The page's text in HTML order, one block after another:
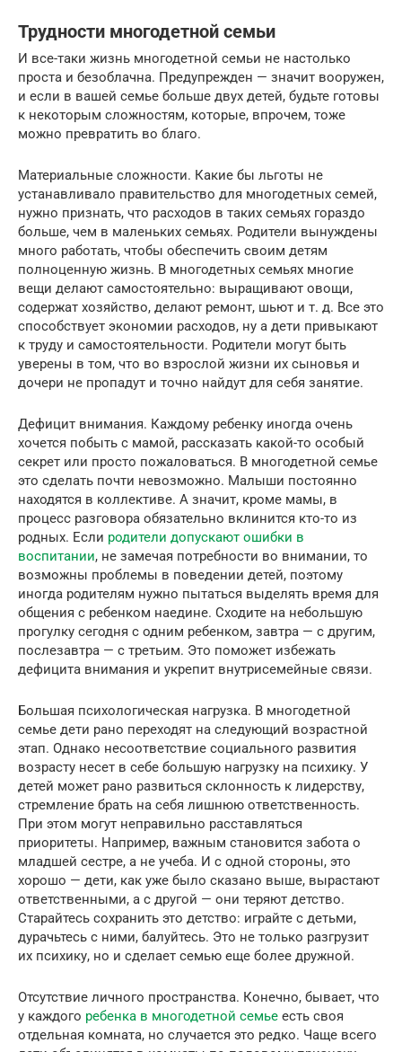
Трудности многодетной семьи
И все-таки жизнь многодетной семьи не настолько
проста и безоблачна. Предупрежден — значит вооружен,
и если в вашей семье больше двух детей, будьте готовы
к некоторым сложностям, которые, впрочем, тоже
можно превратить во благо.
Материальные сложности. Какие бы льготы не
устанавливало правительство для многодетных семей,
нужно признать, что расходов в таких семьях гораздо
больше, чем в маленьких семьях. Родители вынуждены
много работать, чтобы обеспечить своим детям
полноценную жизнь. В многодетных семьях многие
вещи делают самостоятельно: выращивают овощи,
содержат хозяйство, делают ремонт, шьют и т. д. Все это
способствует экономии расходов, ну а дети привыкают
к труду и самостоятельности. Родители могут быть
уверены в том, что во взрослой жизни их сыновья и
дочери не пропадут и точно найдут для себя занятие.
Дефицит внимания. Каждому ребенку иногда очень
хочется побыть с мамой, рассказать какой-то особый
секрет или просто пожаловаться. В многодетной семье
это сделать почти невозможно. Малыши постоянно
находятся в коллективе. А значит, кроме мамы, в
процесс разговора обязательно вклинится кто-то из
родных. Если родители допускают ошибки в
воспитании, не замечая потребности во внимании, то
возможны проблемы в поведении детей, поэтому
иногда родителям нужно пытаться выделять время для
общения с ребенком наедине. Сходите на небольшую
прогулку сегодня с одним ребенком, завтра — с другим,
послезавтра — с третьим. Это поможет избежать
дефицита внимания и укрепит внутрисемейные связи.
Большая психологическая нагрузка. В многодетной
семье дети рано переходят на следующий возрастной
этап. Однако несоответствие социального развития
возрасту несет в себе большую нагрузку на психику. У
детей может рано развиться склонность к лидерству,
стремление брать на себя лишнюю ответственность.
При этом могут неправильно расставляться
приоритеты. Например, важным становится забота о
младшей сестре, а не учеба. И с одной стороны, это
хорошо — дети, как уже было сказано выше, вырастают
ответственными, а с другой — они теряют детство.
Старайтесь сохранить это детство: играйте с детьми,
дурачьтесь с ними, балуйтесь. Это не только разгрузит
их психику, но и сделает семью еще более дружной.
Отсутствие личного пространства. Конечно, бывает, что
у каждого ребенка в многодетной семье есть своя
отдельная комната, но случается это редко. Чаще всего